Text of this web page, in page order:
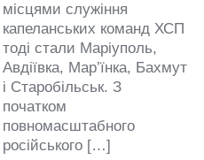
місцями служіння
капеланських команд ХСП
тоді стали Маріуполь,
Авдіївка, Мар’їнка, Бахмут
і Старобільськ. З
початком
повномасштабного
російського […]